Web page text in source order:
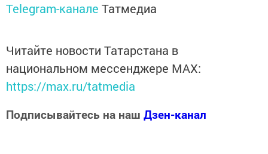
Telegram-канале Татмедиа
Читайте новости Татарстана в
национальном мессенджере MАХ:
https://max.ru/tatmedia
Подписывайтесь на наш Дзен-канал